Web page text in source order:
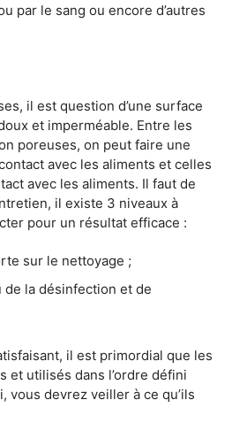
par le sang ou encore d’autres
il est question d’une surface
et imperméable. Entre les
poreuses, on peut faire une
avec les aliments et celles
avec les aliments. Il faut de
il existe 3 niveaux à
pour un résultat efficace :
sur le nettoyage ;
de la désinfection et de
il est primordial que les
et utilisés dans l’ordre défini
vous devrez veiller à ce qu’ils